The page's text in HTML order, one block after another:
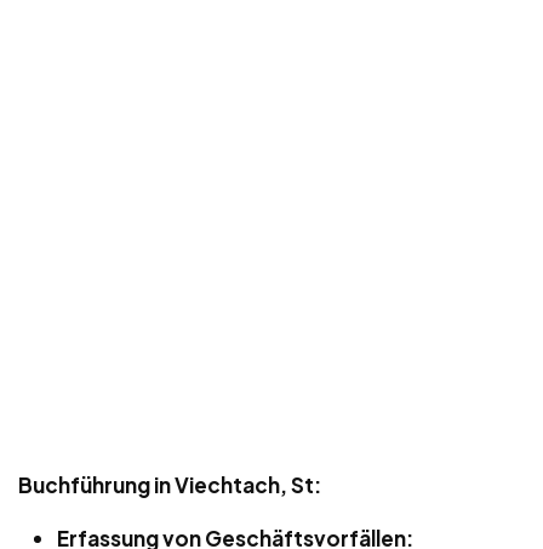
Buchführung in Viechtach, St:
Erfassung von Geschäftsvorfällen: